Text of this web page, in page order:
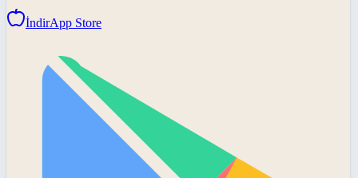
İndirApp Store